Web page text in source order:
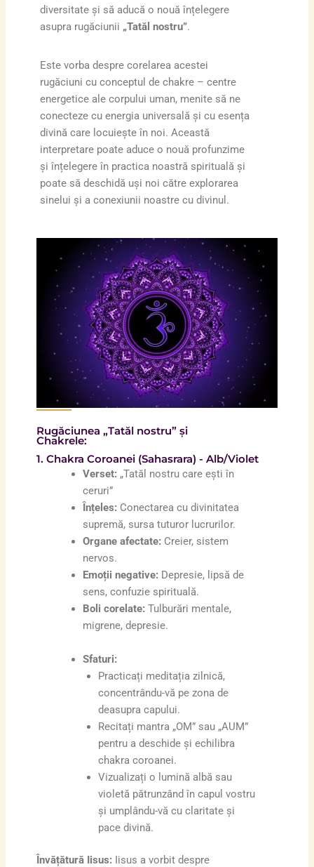
diversitate și să aducă o nouă înțelegere
asupra rugăciunii „Tatăl nostru”.
Este vorba despre corelarea acestei
rugăciuni cu conceptul de chakre – centre
energetice ale corpului uman, menite să ne
conecteze cu energia universală și cu esența
divină care locuiește în noi. Această
interpretare poate aduce o nouă profunzime
și înțelegere în practica noastră spirituală și
poate să deschidă uși noi către explorarea
sinelui și a conexiunii noastre cu divinul.
Rugăciunea „Tatăl nostru” și
Chakrele:
1. Chakra Coroanei (Sahasrara) - Alb/Violet
Verset: „Tatăl nostru care ești în
ceruri”
Înțeles: Conectarea cu divinitatea
supremă, sursa tuturor lucrurilor.
Organe afectate: Creier, sistem
nervos.
Emoții negative: Depresie, lipsă de
sens, confuzie spirituală.
Boli corelate: Tulburări mentale,
migrene, depresie.
Sfaturi:
Practicați meditația zilnică,
concentrându-vă pe zona de
deasupra capului.
Recitați mantra „OM” sau „AUM”
pentru a deschide și echilibra
chakra coroanei.
Vizualizați o lumină albă sau
violetă pătrunzând în capul vostru
și umplându-vă cu claritate și
pace divină.
Învățătură Iisus: Iisus a vorbit despre